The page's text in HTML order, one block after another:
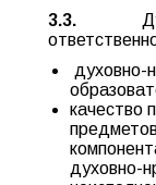
3.3.
духовно-
качество
духовно-